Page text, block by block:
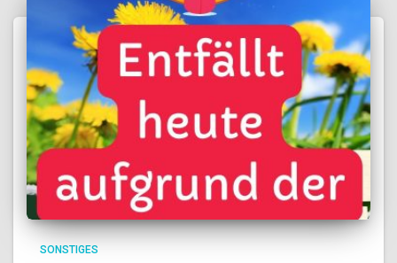
SONSTIGES